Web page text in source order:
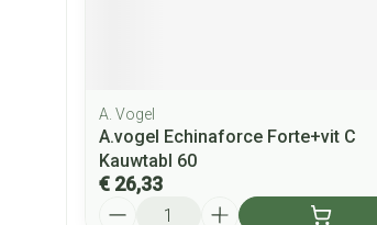
A. Vogel
A.vogel Echinaforce Forte+vit C
Kauwtabl 60
€ 26,33